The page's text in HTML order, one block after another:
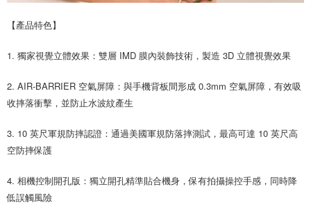
【產品特色】
1. 獨家視覺立體效果：雙層 IMD 膜內裝飾技術，製造 3D 立體視覺效果
2. AIR-BARRIER 空氣屏障：與手機背板間形成 0.3mm 空氣屏障，有效吸
收摔落衝擊，並防止水波紋產生
3. 10 英尺軍規防摔認證：通過美國軍規防落摔測試，最高可達 10 英尺高
空防摔保護
4. 相機控制開孔版：獨立開孔精準貼合機身，保有拍攝操控手感，同時降
低誤觸風險